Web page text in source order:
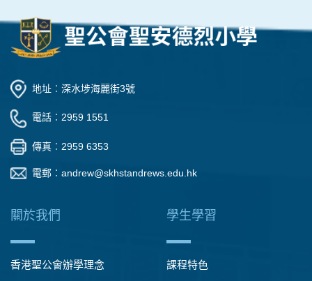
地址︰深水埗海麗街3號
電話︰2959 1551
傳真︰2959 6353
電郵︰ andrew@skhstandrews.edu.hk
關於我們
香港聖公會辦學理念
學生學習
課程特色